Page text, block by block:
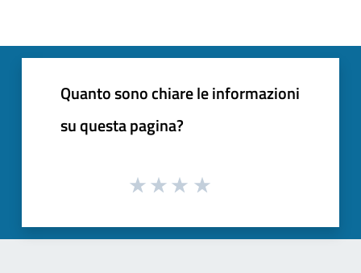
Quanto sono chiare le informazioni
su questa pagina?